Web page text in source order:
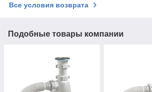
Все условия возврата
Подобные товары компании